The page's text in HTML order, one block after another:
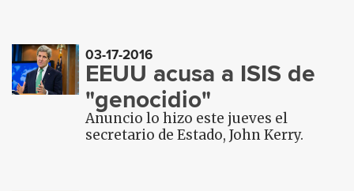
03-17-2016
EEUU acusa a ISIS de
"genocidio"
Anuncio lo hizo este jueves el
secretario de Estado, John Kerry.